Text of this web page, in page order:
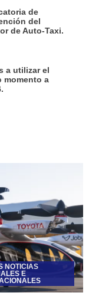
de
del
de Auto-Taxi.
a utilizar el
momento a
NOTICIAS
E